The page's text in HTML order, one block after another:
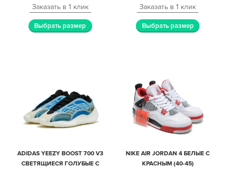
Заказать в 1 клик
Выбрать размер
Заказать в 1 клик
Выбрать размер
ADIDAS YEEZY BOOST 700 V3
СВЕТЯЩИЕСЯ ГОЛУБЫЕ С
NIKE AIR JORDAN 4 БЕЛЫЕ С
КРАСНЫМ (40-45)